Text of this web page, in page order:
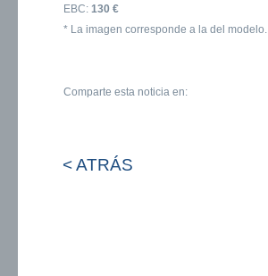
EBC: 130 €
* La imagen corresponde a la del modelo.
Comparte esta noticia en:
< ATRÁS